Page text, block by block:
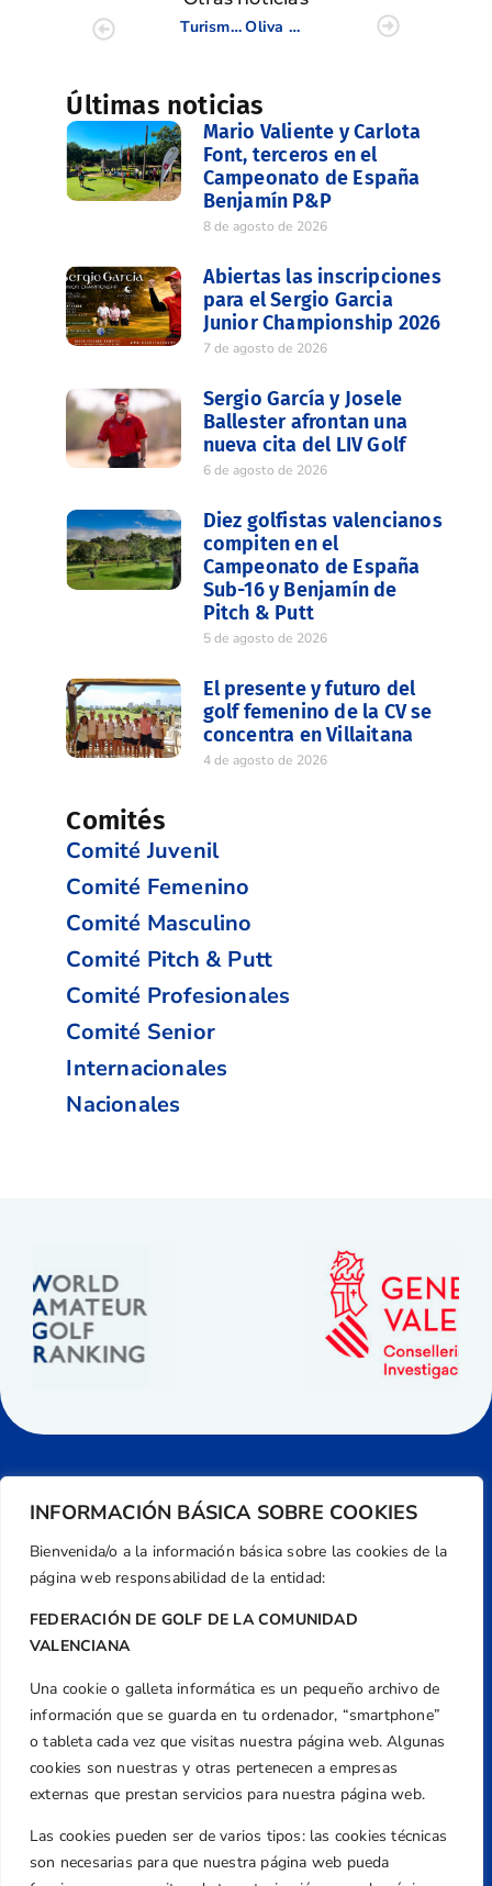
INFORMACIÓN BÁSICA SOBRE COOKIES
Bienvenida/o a la información básica sobre las cookies de la
página web responsabilidad de la entidad:
FEDERACIÓN DE GOLF DE LA COMUNIDAD
VALENCIANA
Una cookie o galleta informática es un pequeño archivo de
información que se guarda en tu ordenador, “smartphone”
o tableta cada vez que visitas nuestra página web. Algunas
cookies son nuestras y otras pertenecen a empresas
externas que prestan servicios para nuestra página web.
Las cookies pueden ser de varios tipos: las cookies técnicas
son necesarias para que nuestra página web pueda
Turismo de GOLF y Turismo CRUCEROS refuerzan la visualización del destino Alicante y la Costa Blanca por todo el mundo.
Oliva Golf acoge el Campeonato de Clubes sin Campo de la CV
Últimas noticias
Mario Valiente y Carlota
Font, terceros en el
Campeonato de España
Benjamín P&P
8 de agosto de 2026
Abiertas las inscripciones
para el Sergio Garcia
Junior Championship 2026
7 de agosto de 2026
Sergio García y Josele
Ballester afrontan una
nueva cita del LIV Golf
6 de agosto de 2026
Diez golfistas valencianos
compiten en el
Campeonato de España
Sub-16 y Benjamín de
Pitch & Putt
5 de agosto de 2026
El presente y futuro del
golf femenino de la CV se
concentra en Villaitana
4 de agosto de 2026
Comités
Comité Juvenil
Comité Femenino
Comité Masculino
Comité Pitch & Putt
Comité Profesionales
Comité Senior
Internacionales
Nacionales
Dirección
Centre de L´Esport, Carrer d'Isaac Peral i
Caballero, Nº 5, Despachos 2 y 3, 46980,
Valencia
Teléfono
+34 961 367 799